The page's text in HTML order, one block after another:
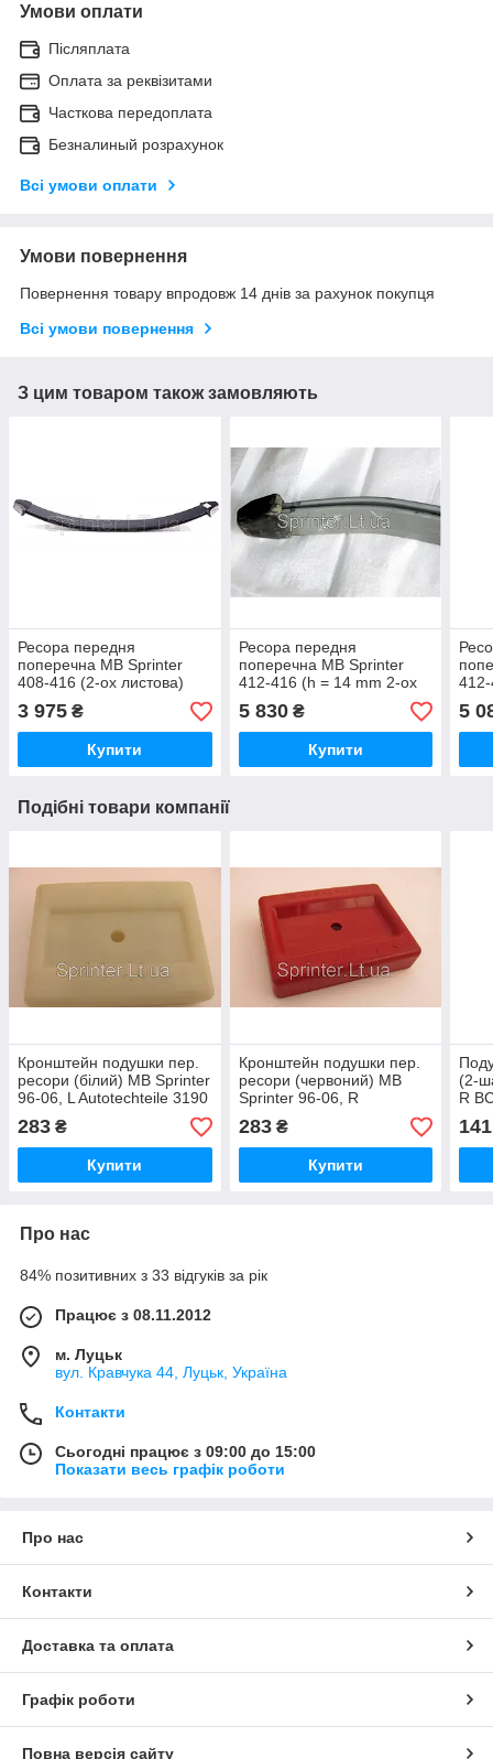
Умови оплати
Післяплата
Оплата за реквізитами
Часткова передоплата
Безналиный розрахунок
Всі умови оплати
Умови повернення
Повернення товару впродовж 14 днів за рахунок покупця
Всі умови повернення
З цим товаром також замовляють
Ресора передня
поперечна MB Sprinter
408-416 (2-ох листова)
900477200
3 975 ₴
Купити
Ресора передня
поперечна MB Sprinter
412-416 (h = 14 mm 2-ох
листова/підсилена)
337200019
5 830₴
Купити
5
Подібні товари компанії
Кронштейн подушки пер.
ресори (білий) MB Sprinter
96-06, L Autotechteile 3190
283 ₴
Купити
Кронштейн подушки пер.
ресори (червоний) MB
Sprinter 96-06, R
283₴
Купити
(2-
R
141
Про нас
84% позитивних з 33 відгуків за рік
Працює з 08.11.2012
м. Луцьк
вул. Кравчука 44, Луцьк, Україна
Контакти
Сьогодні працює з 09:00 до 15:00
Показати весь графік роботи
Про нас
Контакти
Доставка та оплата
Графік роботи
Повна версія сайту